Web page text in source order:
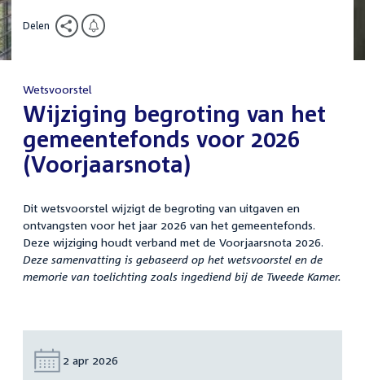
Delen
Wetsvoorstel
:Wijziging begroting van het
gemeentefonds voor 2026
(Voorjaarsnota)
Dit wetsvoorstel wijzigt de begroting van uitgaven en
ontvangsten voor het jaar 2026 van het gemeentefonds.
Deze wijziging houdt verband met de Voorjaarsnota 2026.
Deze samenvatting is gebaseerd op het wetsvoorstel en de
memorie van toelichting zoals ingediend bij de Tweede Kamer.
Datum:
2 apr 2026